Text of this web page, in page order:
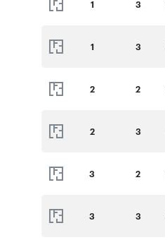
1 3
1 3
2 2
2 3
3 2
3 3